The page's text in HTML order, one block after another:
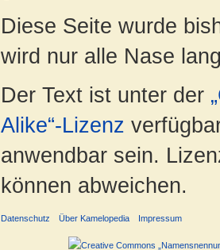
Diese Seite wurde
wird nur alle Nase
Der Text ist unter der
Alike“-Lizenz
anwendbar sein.
können abweichen.
Datenschutz Über Kamelopedia Impressum